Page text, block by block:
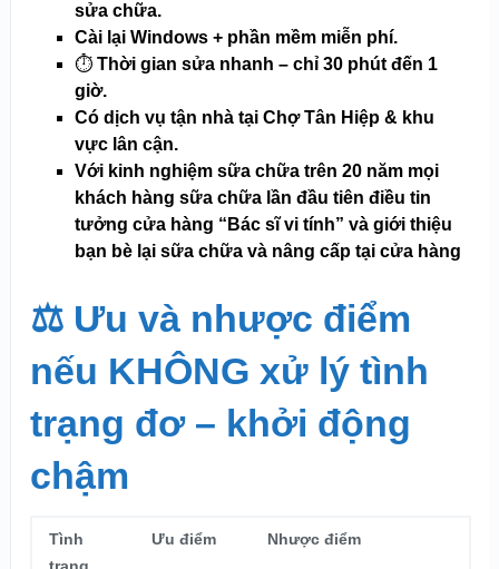
sửa chữa.
Cài lại Windows + phần mềm miễn phí.
⏱️ Thời gian sửa nhanh – chỉ 30 phút đến 1
giờ.
Có dịch vụ tận nhà tại Chợ Tân Hiệp & khu
vực lân cận.
Với kinh nghiệm sữa chữa trên 20 năm mọi
khách hàng sữa chữa lần đầu tiên điều tin
tưởng cửa hàng “Bác sĩ vi tính” và giới thiệu
bạn bè lại sữa chữa và nâng cấp tại cửa hàng
⚖️Ưu và nhược điểm
nếu KHÔNG xử lý tình
trạng đơ – khởi động
chậm
Tình
Ưu điểm Nhược điểm